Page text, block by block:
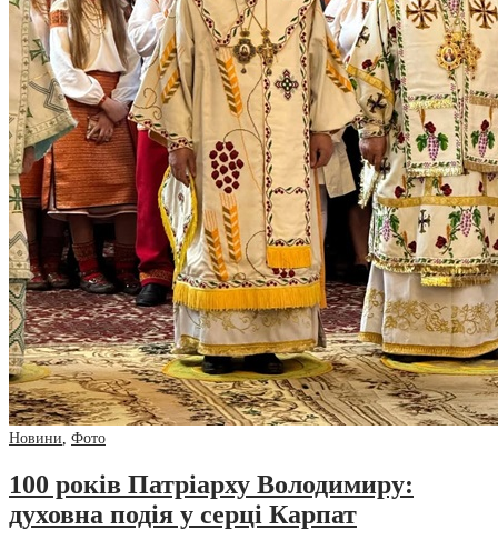
Новини Фото
100 років Патріарху Володимиру:
духовна подія у серці Карпат